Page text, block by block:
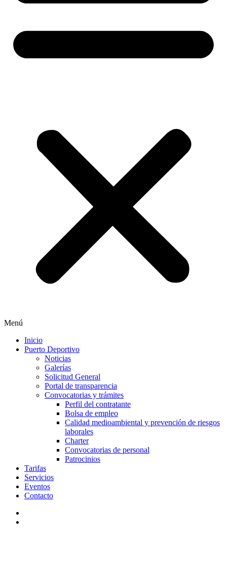
Menú
Inicio
Puerto Deportivo
Noticias
Galerías
Solicitud General
Portal de transparencia
Convocatorias y trámites
Perfil del contratante
Bolsa de empleo
Calidad medioambiental y prevención de riesgos
laborales
Charter
Convocatorias de personal
Patrocinios
Tarifas
Servicios
Eventos
Contacto